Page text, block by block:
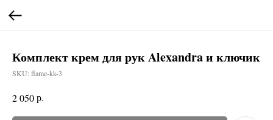
Комплект крем для рук Alexandra и ключик
SKU: flame-kk-3
2 050р.